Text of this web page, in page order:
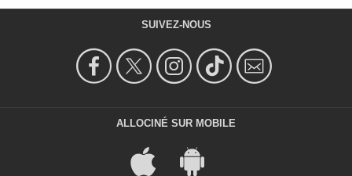
SUIVEZ-NOUS
ALLOCINÉ SUR MOBILE